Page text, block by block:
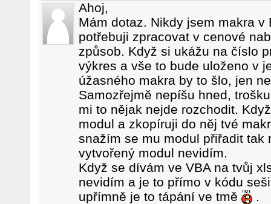
Ahoj,
Mám dotaz. Nikdy jsem makra
potřebuji zpracovat v cenové
způsob. Když si ukážu na číslo
výkres a vše to bude uloženo v
úžasného makra by to šlo, jen
Samozřejmě nepíšu hned,
mi to nějak nejde rozchodit.
modul a zkopíruji do něj tvé
snažím se mu modul přiřadit tak
vytvořený modul nevidím.
Když se dívám ve VBA na tvůj
nevidím a je to přímo v kódu
upřímně je to tápání ve tmě
.